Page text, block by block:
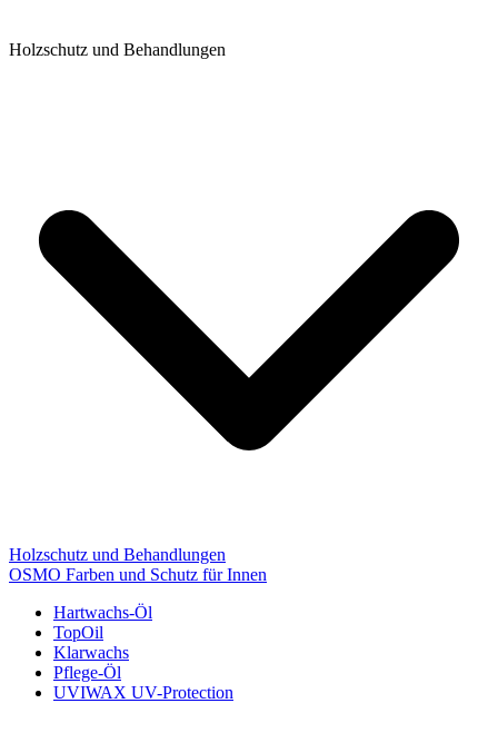
Holzschutz und Behandlungen
Holzschutz und Behandlungen
OSMO Farben und Schutz für Innen
Hartwachs-Öl
TopOil
Klarwachs
Pflege-Öl
UVIWAX UV-Protection